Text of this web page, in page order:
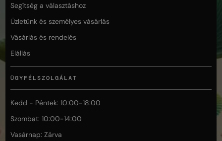
Segítség a választáshoz
Üzletünk és személyes vásárlás
Vásárlás és rendelés
Elállás
ÜGYFÉLSZOLGÁLAT
Kedd - Péntek: 10:00-18:00
Szombat: 10:00-14:00
Vasárnap: Zárva